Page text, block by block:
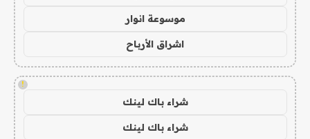
موسوعة انوار
اشراق الأرباح
!
شراء باك لينك
شراء باك لينك